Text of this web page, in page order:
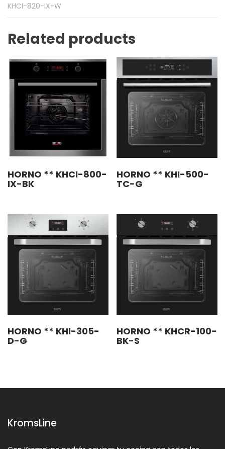
KHCI-820-IX-W
Related products
HORNO ** KHCI-800-
IX-BK
HORNO ** KHI-500-
TC-G
HORNO ** KHI-305-
D-G
HORNO ** KHCR-100-
BK-S
KromsLine